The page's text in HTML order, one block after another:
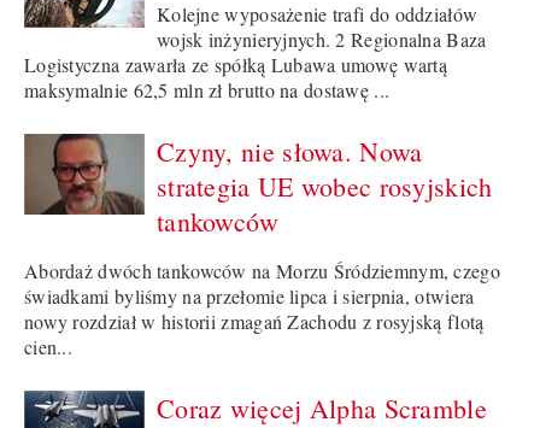
Kolejne wyposażenie trafi do oddziałów
wojsk inżynieryjnych. 2 Regionalna Baza
Logistyczna zawarła ze spółką Lubawa umowę wartą
maksymalnie 62,5 mln zł brutto na dostawę ...
Czyny, nie słowa. Nowa
strategia UE wobec rosyjskich
tankowców
Abordaż dwóch tankowców na Morzu Śródziemnym, czego
świadkami byliśmy na przełomie lipca i sierpnia, otwiera
nowy rozdział w historii zmagań Zachodu z rosyjską flotą
cien...
Coraz więcej Alpha Scramble